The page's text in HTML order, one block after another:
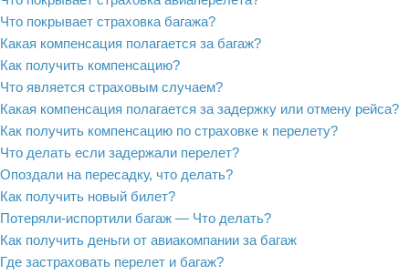
Что покрывает страховка багажа?
Какая компенсация полагается за багаж?
Как получить компенсацию?
Что является страховым случаем?
Какая компенсация полагается за задержку или отмену рейса?
Как получить компенсацию по страховке к перелету?
Что делать если задержали перелет?
Опоздали на пересадку, что делать?
Как получить новый билет?
Потеряли-испортили багаж — Что делать?
Как получить деньги от авиакомпании за багаж
Где застраховать перелет и багаж?